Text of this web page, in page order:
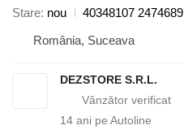
Stare nou
40348107 2474689
România, Suceava
DEZSTORE S.R.L.
14 ani pe Autoline